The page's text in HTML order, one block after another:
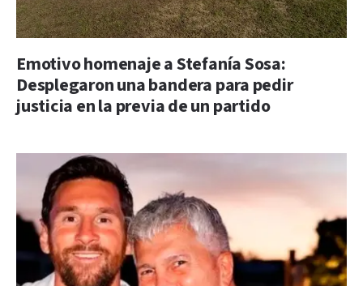
Emotivo homenaje a Stefanía Sosa:
Desplegaron una bandera para pedir
justicia en la previa de un partido